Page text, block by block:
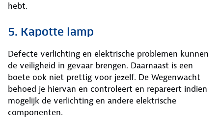
hebt.
5. Kapotte lamp
Defecte verlichting en elektrische problemen kunnen
de veiligheid in gevaar brengen. Daarnaast is een
boete ook niet prettig voor jezelf. De Wegenwacht
behoed je hiervan en controleert en repareert indien
mogelijk de verlichting en andere elektrische
componenten.